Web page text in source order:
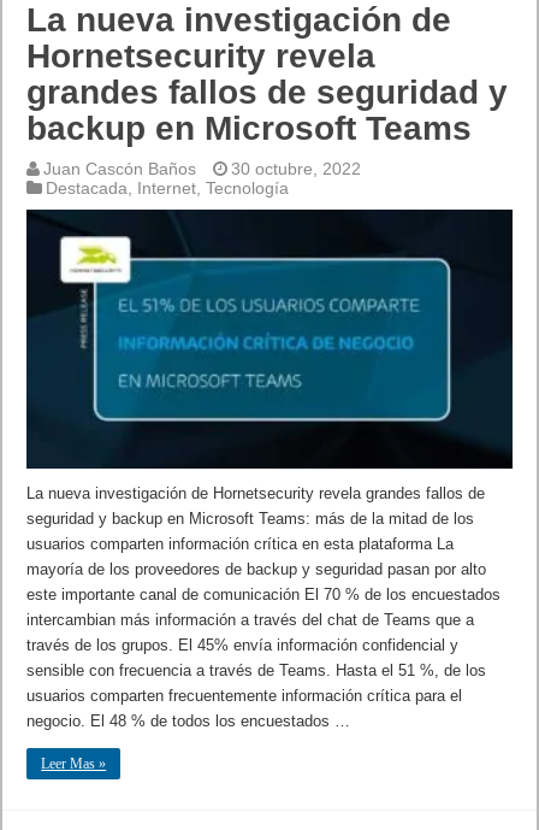
La nueva investigación de
Hornetsecurity revela
grandes fallos de seguridad y
backup en Microsoft Teams
Juan Cascón Baños
30 octubre, 2022
Destacada, Internet,Tecnología
La nueva investigación de Hornetsecurity revela grandes fallos de
seguridad y backup en Microsoft Teams: más de la mitad de los
usuarios comparten información crítica en esta plataforma La
mayoría de los proveedores de backup y seguridad pasan por alto
este importante canal de comunicación El 70 % de los encuestados
intercambian más información a través del chat de Teams que a
través de los grupos. El 45% envía información confidencial y
sensible con frecuencia a través de Teams. Hasta el 51 %, de los
usuarios comparten frecuentemente información crítica para el
negocio. El 48 % de todos los encuestados …
Leer Mas »